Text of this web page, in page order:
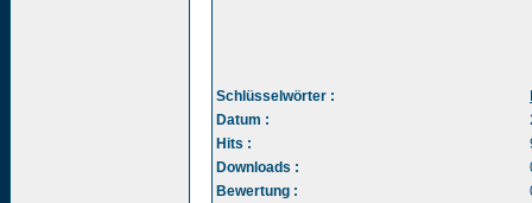
Schlüsselwörter :
Datum :
Hits :
Downloads :
Bewertung :